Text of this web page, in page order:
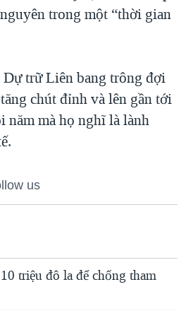
trong một “thời gian
Dự trữ Liên bang trông đợi
chút đỉnh và lên gần tới
năm mà họ nghĩ là lành
us
triệu đô la để chống tham